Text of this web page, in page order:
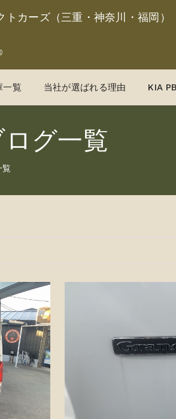
カーズ（三重・神奈川・福岡）
一覧 当社が選ばれる理由 KIA
グ一覧
覧